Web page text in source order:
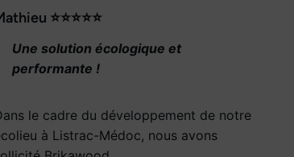
⭐⭐⭐⭐⭐
Une solution écologique et
performante !
le cadre du développement de notre
à Listrac-Médoc, nous avons